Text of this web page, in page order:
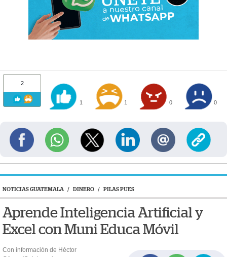
2
1 1 0 0
NOTICIAS GUATEMALA / DINERO / PILAS PUES
Aprende Inteligencia Artificial y
Excel con Muni Educa Móvil
Con información de Héctor